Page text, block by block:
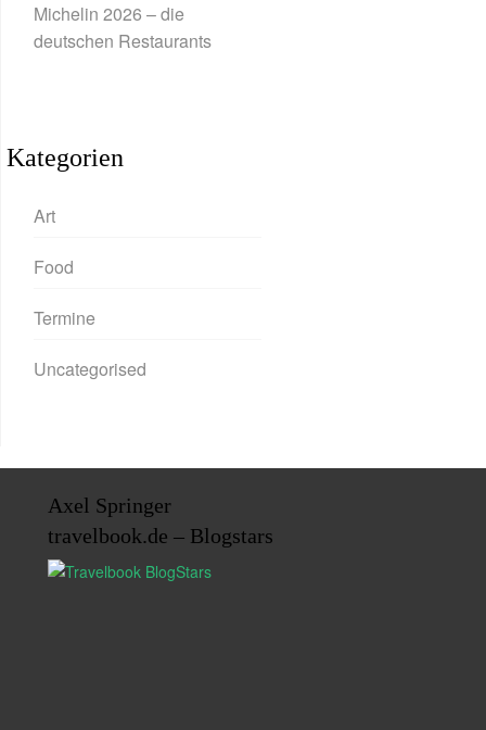
Michelin 2026 – die
deutschen Restaurants
Kategorien
Art
Food
Termine
Uncategorised
Axel Springer
travelbook.de – Blogstars